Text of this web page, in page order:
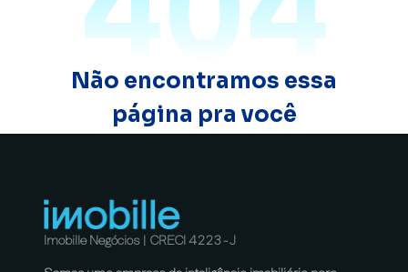
Não encontramos essa
página pra você
Imobille Negócios | CRECI 4223-J